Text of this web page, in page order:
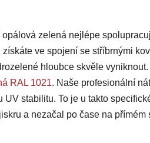
k
v
ý
p
i
s
zelená nejlépe
ve spojení se stříbrnými
hloubce skvěle
RAL 1021. Naše profesionální
stabilitu. To je u takto
a nezačal po čase na